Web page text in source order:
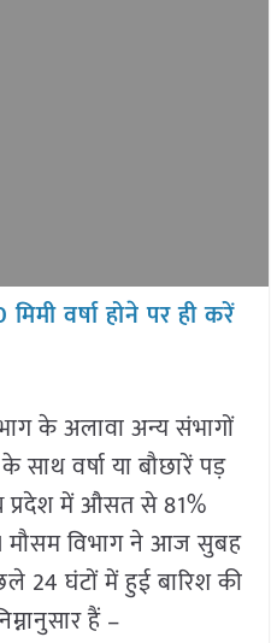
मिमी वर्षा होने पर ही करें
के अलावा अन्य संभागों
वर्षा या बौछारें पड़
में औसत से 81%
मौसम विभाग ने आज सुबह
24 घंटों में हुई बारिश की
हैं –